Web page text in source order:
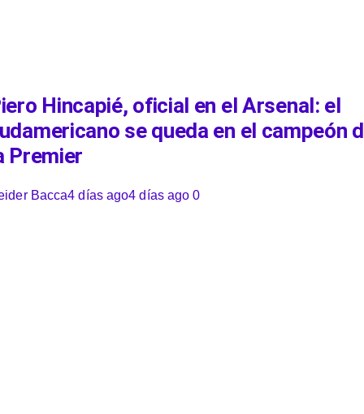
Hincapié, oficial en el Arsenal: el
se queda en el campeón
Premier
Bacca4 días ago4 días ago 0